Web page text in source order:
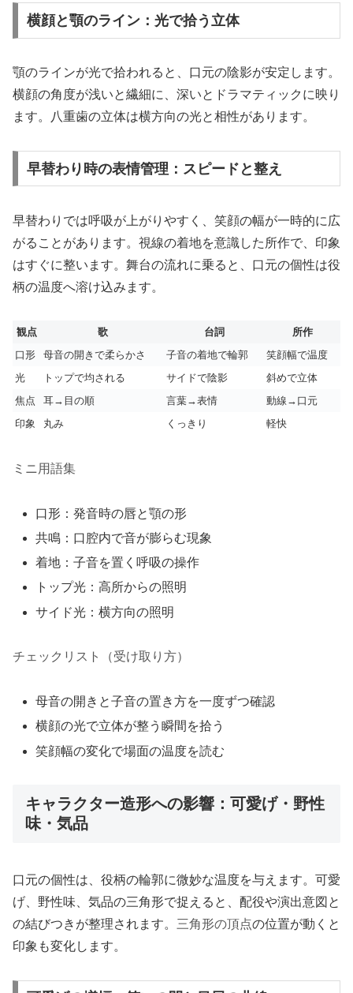
横顔と顎のライン：光で拾う立体
顎のラインが光で拾われると、口元の陰影が安定します。
横顔の角度が浅いと繊細に、深いとドラマティックに映り
ます。八重歯の立体は横方向の光と相性があります。
早替わり時の表情管理：スピードと整え
早替わりでは呼吸が上がりやすく、笑顔の幅が一時的に広
がることがあります。視線の着地を意識した所作で、印象
はすぐに整います。舞台の流れに乗ると、口元の個性は役
柄の温度へ溶け込みます。
観点 歌 台詞
所作
口形
母音の開きで柔らかさ 子音の着地で輪郭
笑顔幅で温度
光
トップで均される サイドで陰影
斜めで立体
焦点
耳→目の順 言葉→表情
動線→口元
印象
丸み くっきり 軽快
ミニ用語集
口形：発音時の唇と顎の形
共鳴：口腔内で音が膨らむ現象
着地：子音を置く呼吸の操作
トップ光：高所からの照明
サイド光：横方向の照明
チェックリスト（受け取り方）
母音の開きと子音の置き方を一度ずつ確認
横顔の光で立体が整う瞬間を拾う
笑顔幅の変化で場面の温度を読む
キャラクター造形への影響：可愛げ・野性
味・気品
口元の個性は、役柄の輪郭に微妙な温度を与えます。可愛
げ、野性味、気品の三角形で捉えると、配役や演出意図と
の結びつきが整理されます。 三角形の頂点の位置が動くと
印象も変化します。